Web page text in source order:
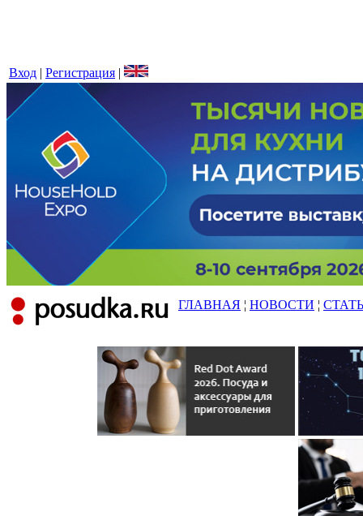
Вход | Регистрация |
ГЛАВНАЯ ¦ НОВОСТИ ¦